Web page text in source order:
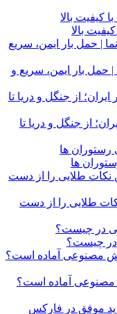
| حمل بار ایمن، سریع و
از جنگل و دریا تا
ها
طلایی را از دست
در چیست؟
آماده است؟